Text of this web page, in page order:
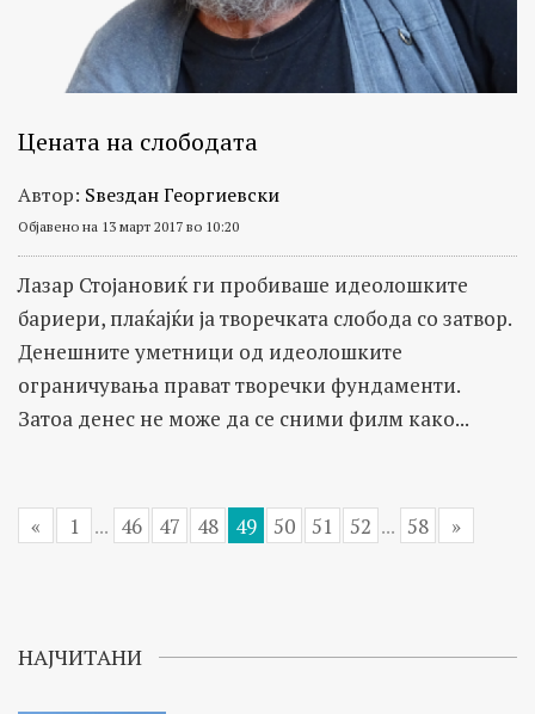
Цената на слободата
Автор: Ѕвездан Георгиевски
Објавено на 13 март 2017 во 10:20
Лазар Стојановиќ ги пробиваше идеолошките
бариери, плаќајќи ја творечката слобода со затвор.
Денешните уметници од идеолошките
ограничувања прават творечки фундаменти.
Затоа денес не може да се сними филм како...
« 1 ... 46 47 48 49 50 51 52 ... 58 »
НАЈЧИТАНИ